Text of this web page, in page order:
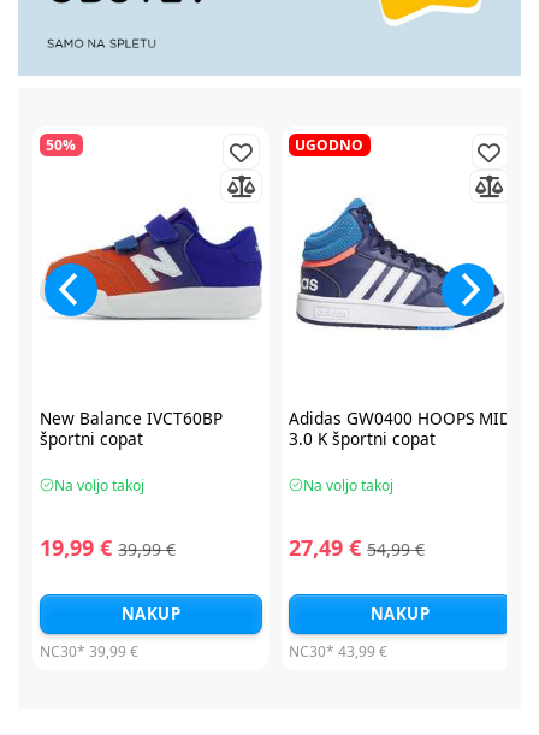
50%
New Balance IVCT60BP
športni copat
Na voljo takoj
19,99 € 39,99 €
NAKUP
NC30* 39,99 €
UGODNO
Adidas GW0400 HOOPS MID
3.0 K športni copat
Na voljo takoj
27,49 € 54,99 €
NAKUP
NC30* 43,99 €